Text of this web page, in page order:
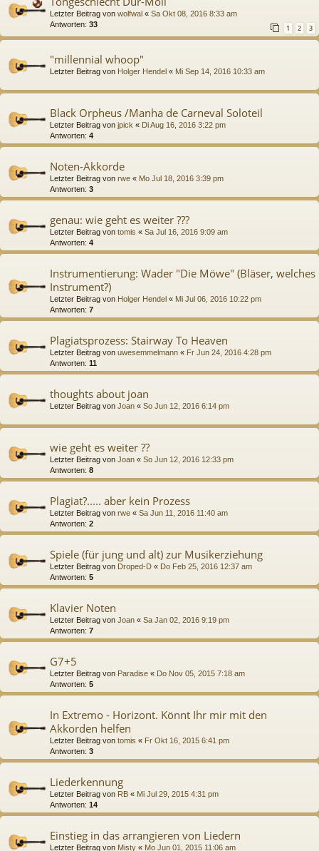
Letzter Beitrag von wolfwal « Sa Okt 08, 2016 8:33 am
Antworten: 33 1 2 3
"millennial whoop"
Letzter Beitrag von Holger Hendel « Mi Sep 14, 2016 10:33 am
Black Orpheus /Manha de Carneval Soloteil
Letzter Beitrag von jpick « Di Aug 16, 2016 3:22 pm
Antworten: 4
Noten-Akkorde
Letzter Beitrag von rwe « Mo Jul 18, 2016 3:39 pm
Antworten: 3
genau: wie geht es weiter ???
Letzter Beitrag von tomis « Sa Jul 16, 2016 9:09 am
Antworten: 4
Instrumentierung: Wader "Die Möwe" (Bläser, welches
Instrument?)
Letzter Beitrag von Holger Hendel « Mi Jul 06, 2016 10:22 pm
Antworten: 7
Plagiatsprozess: Stairway To Heaven
Letzter Beitrag von uwesemmelmann « Fr Jun 24, 2016 4:28 pm
Antworten: 11
thoughts about joan
Letzter Beitrag von Joan « So Jun 12, 2016 6:14 pm
wie geht es weiter ??
Letzter Beitrag von Joan « So Jun 12, 2016 12:33 pm
Antworten: 8
Plagiat?..... aber kein Prozess
Letzter Beitrag von rwe « Sa Jun 11, 2016 11:40 am
Antworten: 2
Spiele (für jung und alt) zur Musikerziehung
Letzter Beitrag von Droped-D « Do Feb 25, 2016 12:37 am
Antworten: 5
Klavier Noten
Letzter Beitrag von Joan « Sa Jan 02, 2016 9:19 pm
Antworten: 7
G7+5
Letzter Beitrag von Paradise « Do Nov 05, 2015 7:18 am
Antworten: 5
In Extremo - Horizont. Könnt Ihr mir mit den
Akkorden helfen
Letzter Beitrag von tomis « Fr Okt 16, 2015 6:41 pm
Antworten: 3
Liederkennung
Letzter Beitrag von RB « Mi Jul 29, 2015 4:31 pm
Antworten: 14
Einstieg in das arrangieren von Liedern
Letzter Beitrag von Misty « Mo Jun 01, 2015 11:06 am